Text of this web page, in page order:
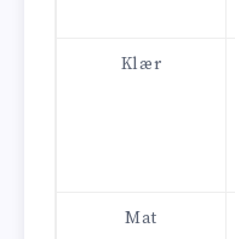
Klær
Mat